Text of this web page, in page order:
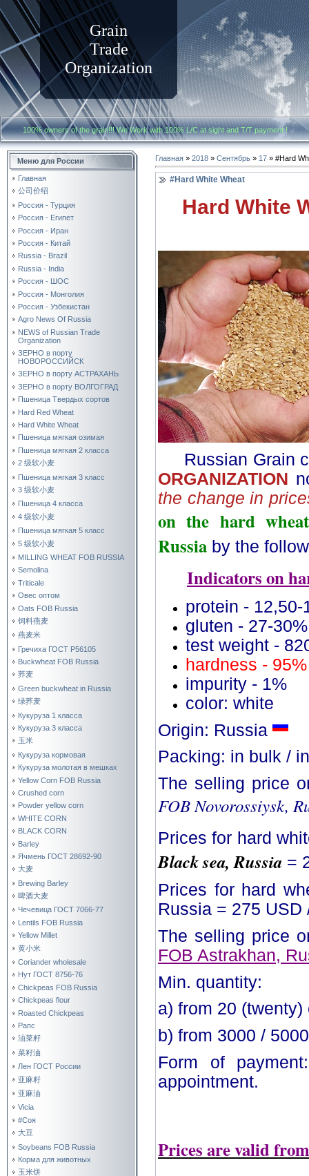
Grain
Trade
Organization
100% owners of the grain!!! We Work with100% L/C at sight and T/T payment
Меню для России
Главная
公司价绍
Россия - Турция
Россия - Египет
Россия - Иран
Россия - Китай
Russia - Brazil
Russia - India
Россия - ШОС
Россия - Монголия
Россия - Узбекистан
Agro News Of Russia
NEWS of Russian Trade
Organization
ЗЕРНО в порту
НОВОРОССИЙСК
ЗЕРНО в порту АСТРАХАНЬ
ЗЕРНО в порту ВОЛГОГРАД
Пшеница Твердых сортов
Hard Red Wheat
Hard White Wheat
Пшеница мягкая озимая
Пшеница мягкая 2 класса
2 级软小麦
Пшеница мягкая 3 класс
3 级软小麦
Пшеница 4 класса
4 级软小麦
Пшеница мягкая 5 класс
5 级软小麦
MILLING WHEAT FOB RUSSIA
Semolina
Triticale
Овес оптом
Oats FOB Russia
饲料燕麦
燕麦米
Гречиха ГОСТ Р56105
Buckwheat FOB Russia
荞麦
Green buckwheat in Russia
绿荞麦
Кукуруза 1 класса
Кукуруза 3 класса
玉米
Кукуруза кормовая
Кукуруза молотая в мешках
Yellow Corn FOB Russia
Crushed corn
Powder yellow corn
WHITE CORN
BLACK CORN
Barley
Ячмень ГОСТ 28692-90
大麦
Brewing Barley
啤酒大麦
Чечевица ГОСТ 7066-77
Lentils FOB Russia
Yellow Millet
黄小米
Coriander wholesale
Нут ГОСТ 8756-76
Chickpeas FOB Russia
Chickpeas flour
Roasted Chickpeas
Рапс
油菜籽
菜籽油
Лен ГОСТ России
亚麻籽
亚麻油
Vicia
#Соя
大豆
Soybeans FOB Russia
Корма для животных
玉米饼
Главная » 2018 » Сентябрь » 17 » #Hard
#Hard White Wheat
Hard White
Russian Grain
ORGANIZATION
the change in
on the hard
Russia by the
Indicators on
protein - 12,50-
gluten - 27-30%
test weight -
hardness - 95%
impurity - 1%
color: white
Origin: Russia
Packing: in bulk /
The selling price
FOB Novorossiysk,
Prices for hard
Black sea, Russia =
Prices for hard
Russia = 275 USD
The selling price
FOB Astrakhan,
Min. quantity:
a) from 20 (twenty)
b) from 3000 /
Form of
appointment.
Prices are valid